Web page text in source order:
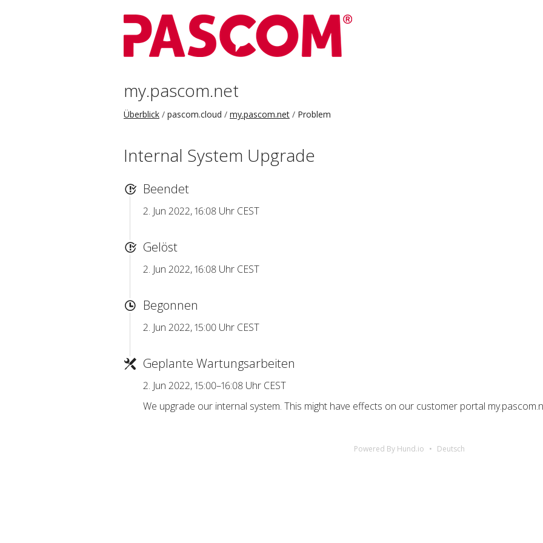
my.pascom.net
Überblick pascom.cloud my.pascom.net Problem
Internal System Upgrade
Beendet
2. Jun 2022, 16:08 Uhr CEST
Gelöst
2. Jun 2022, 16:08 Uhr CEST
Begonnen
2. Jun 2022, 15:00 Uhr CEST
Geplante Wartungsarbeiten
2. Jun 2022, 15:00–16:08 Uhr CEST
We upgrade our internal system. This might have effects on our customer portal
Powered By Hund.io Deutsch